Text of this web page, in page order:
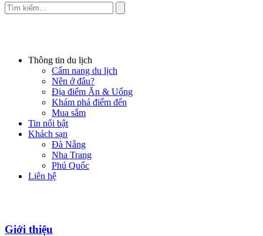
Thông tin du lịch
Cẩm nang du lịch
Nên ở đâu?
Địa điểm Ăn & Uống
Khám phá điểm đến
Mua sắm
Tin nổi bật
Khách sạn
Đà Nẵng
Nha Trang
Phú Quốc
Liên hệ
Giới thiệu